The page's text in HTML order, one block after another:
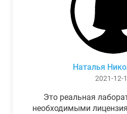
Наталья
2021-12-
Это реальная
необходимыми